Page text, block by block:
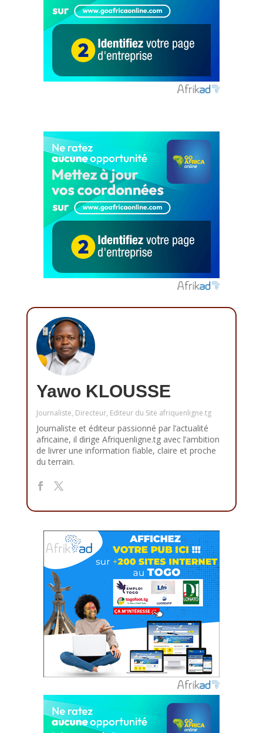
Yawo KLOUSSE
Journaliste, Directeur, Editeur du Site afriquenligne.tg
Journaliste et éditeur passionné par l’actualité
africaine, il dirige Afriquenligne.tg avec l’ambition
de livrer une information fiable, claire et proche
du terrain.